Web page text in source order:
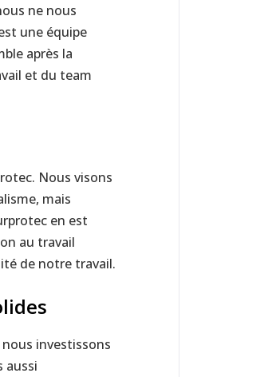
ne nous
une équipe
après la
et du team
Nous visons
mais
en est
au travail
de notre travail.
investissons
aussi